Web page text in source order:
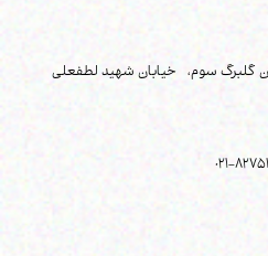
گلبرگ سوم، خیابان شهید لطفعلی
82751-021